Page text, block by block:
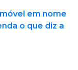
em nome
o que diz a